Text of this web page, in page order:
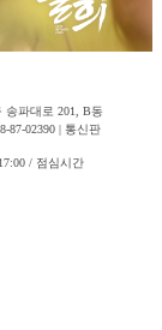
송파대로 201, B동
87-02390 | 통신판
/ 점심시간